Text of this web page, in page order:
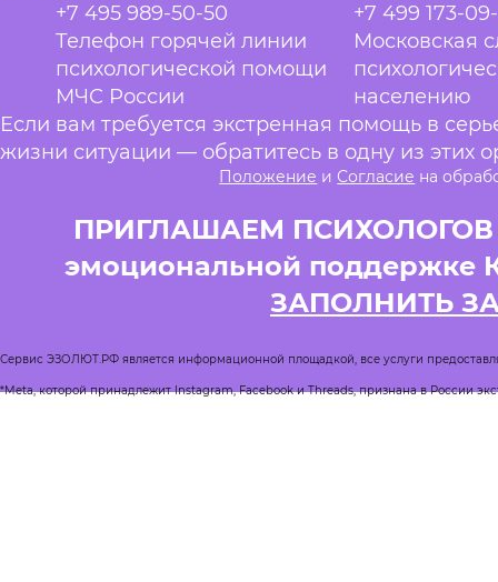
+7 495 989-50-50
Телефон горячей линии
психологической помощи
МЧС России
+7 499 173-
Московская
населению
Если вам требуется экстренная помощь в
жизни ситуации — обратитесь в одну из этих
Положение и Согласие на
ПРИГЛАШАЕМ ПСИХОЛОГОВ
эмоциональной поддержке
ЗАПОЛНИТЬ
Сервис ЭЗОЛЮТ.РФ является информационной площадкой, все услуги
*Meta, которой принадлежит Instagram, Facebook и Threads, признана в России